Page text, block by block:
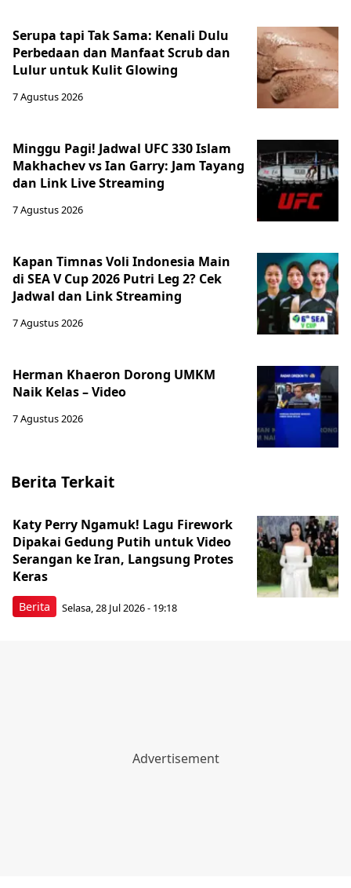
Serupa tapi Tak Sama: Kenali Dulu
Perbedaan dan Manfaat Scrub dan
Lulur untuk Kulit Glowing
7 Agustus 2026
Minggu Pagi! Jadwal UFC 330 Islam
Makhachev vs Ian Garry: Jam Tayang
dan Link Live Streaming
7 Agustus 2026
Kapan Timnas Voli Indonesia Main
di SEA V Cup 2026 Putri Leg 2? Cek
Jadwal dan Link Streaming
7 Agustus 2026
Herman Khaeron Dorong UMKM
Naik Kelas – Video
7 Agustus 2026
Berita Terkait
Berita
Katy Perry Ngamuk! Lagu Firework
Dipakai Gedung Putih untuk Video
Serangan ke Iran, Langsung Protes
Keras
Selasa, 28 Jul 2026 - 19:18